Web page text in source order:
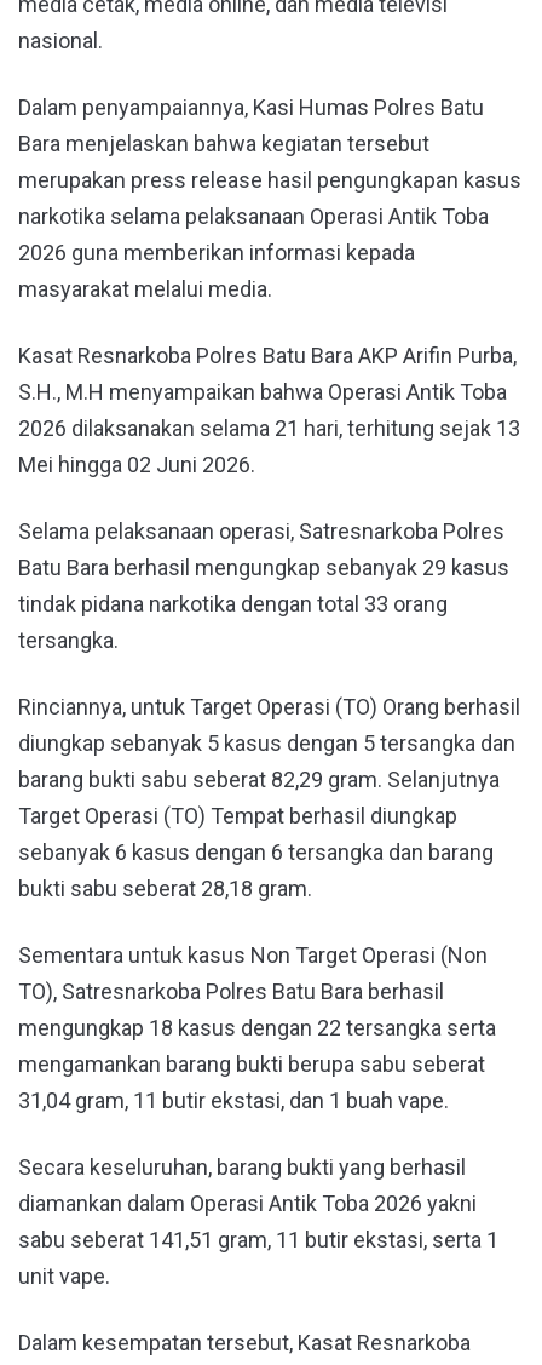
nasional.
Dalam penyampaiannya, Kasi Humas Polres Batu
Bara menjelaskan bahwa kegiatan tersebut
merupakan press release hasil pengungkapan kasus
narkotika selama pelaksanaan Operasi Antik Toba
2026 guna memberikan informasi kepada
masyarakat melalui media.
Kasat Resnarkoba Polres Batu Bara AKP Arifin Purba,
S.H., M.H menyampaikan bahwa Operasi Antik Toba
2026 dilaksanakan selama 21 hari, terhitung sejak 13
Mei hingga 02 Juni 2026.
Selama pelaksanaan operasi, Satresnarkoba Polres
Batu Bara berhasil mengungkap sebanyak 29 kasus
tindak pidana narkotika dengan total 33 orang
tersangka.
Rinciannya, untuk Target Operasi (TO) Orang berhasil
diungkap sebanyak 5 kasus dengan 5 tersangka dan
barang bukti sabu seberat 82,29 gram. Selanjutnya
Target Operasi (TO) Tempat berhasil diungkap
sebanyak 6 kasus dengan 6 tersangka dan barang
bukti sabu seberat 28,18 gram.
Sementara untuk kasus Non Target Operasi (Non
TO), Satresnarkoba Polres Batu Bara berhasil
mengungkap 18 kasus dengan 22 tersangka serta
mengamankan barang bukti berupa sabu seberat
31,04 gram, 11 butir ekstasi, dan 1 buah vape.
Secara keseluruhan, barang bukti yang berhasil
diamankan dalam Operasi Antik Toba 2026 yakni
sabu seberat 141,51 gram, 11 butir ekstasi, serta 1
unit vape.
Dalam kesempatan tersebut, Kasat Resnarkoba